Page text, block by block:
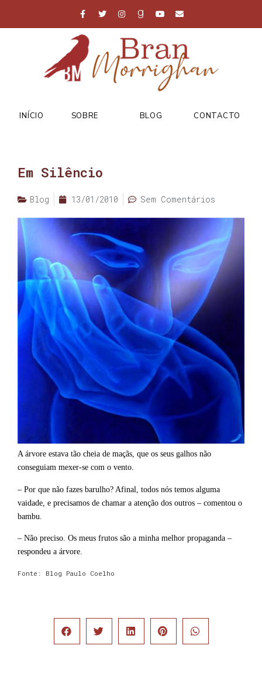
INÍCIO SOBRE BLOG CONTACTO
Em Silêncio
Blog 13/01/2010 Sem Comentários
A árvore estava tão cheia de maçãs, que os seus galhos não
conseguiam mexer-se com o vento.
– Por que não fazes barulho? Afinal, todos nós temos alguma
vaidade, e precisamos de chamar a atenção dos outros – comentou o
bambu.
– Não preciso. Os meus frutos são a minha melhor propaganda –
respondeu a árvore.
Fonte: Blog Paulo Coelho